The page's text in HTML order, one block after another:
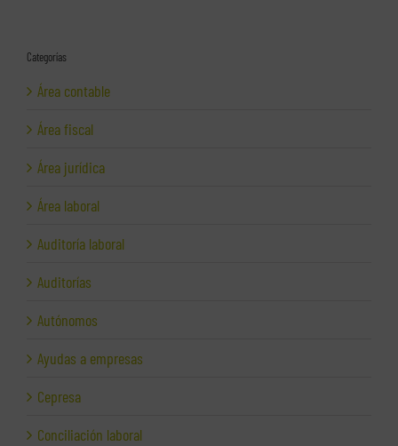
Categorías
Área contable
Área fiscal
Área jurídica
Área laboral
Auditoría laboral
Auditorías
Autónomos
Ayudas a empresas
Cepresa
Conciliación laboral